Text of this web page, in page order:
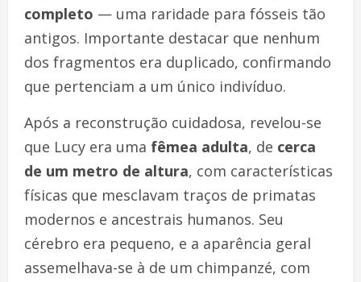
completo — uma raridade para fósseis tão
antigos. Importante destacar que nenhum
dos fragmentos era duplicado, confirmando
que pertenciam a um único indivíduo.
Após a reconstrução cuidadosa, revelou-se
que Lucy era uma fêmea adulta, de cerca
de um metro de altura, com características
físicas que mesclavam traços de primatas
modernos e ancestrais humanos. Seu
cérebro era pequeno, e a aparência geral
assemelhava-se à de um chimpanzé, com